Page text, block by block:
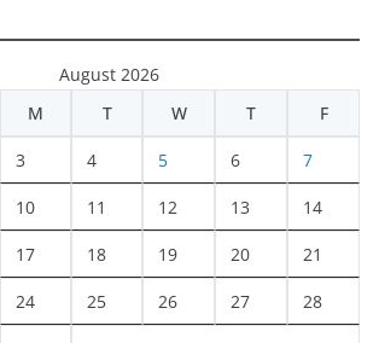
August 2026
M T W T F
3 4 5 6 7
10 11 12 13 14
17 18 19 20 21
24 25 26 27 28